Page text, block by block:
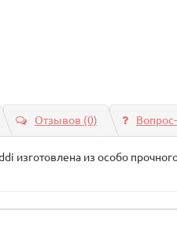
Отзывов (0)
изготовлена из особо